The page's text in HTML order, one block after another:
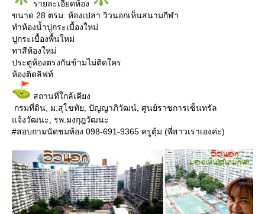
️รายละเอียดห้อง
ขนาด 28 ตรม. ห้องเปล่า วิวนอกเห็นสนามกีฬา
ทำห้องน้ำปูกระเบื้องใหม่
ปูกระเบื้องพื้นใหม่
ทาสีห้องใหม่
ประตูห้องตรงกันข้ามไม่ติดใคร
ห้องติดลิฟท์
สถานที่ใกล้เคียง
กรมที่ดิน, ม.สุโขทัย, ปัญญาภิวัฒน์, ศูนย์ราชการเซ็นทรัล
แจ้งวัฒนะ, รพ.มงกุฎวัฒนะ
#สอบถามนัดชมห้อง 098-691-9365 ครูตุ้ม (พี่สาวเราเองค่ะ)